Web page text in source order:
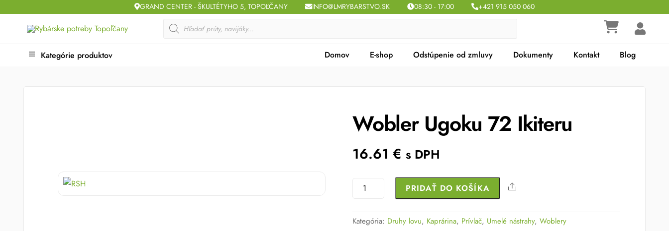
GRAND CENTER - ŠKULTÉTYHO 5, TOPOĽČANY INFO@LMRYBARSTVO.SK 08:30 - 17:00 +421 915 050 060
Products
search
Kategórie produktov Domov E-shop Odstúpenie od zmluvy Dokumenty Kontakt Blog
Wobler Ugoku 72 Ikiteru
16.61 € s DPH
množstvo
72
PRIDAŤ DO KOŠÍKA Share
Kategória: Druhy lovu, Kaprárina, Prívlač, Umelé nástrahy,Woblery